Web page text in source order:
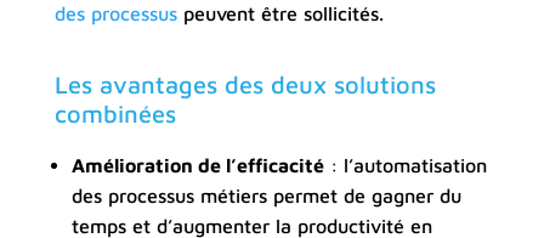
des processuspeuvent être sollicités.
Les avantages des deux solutions
combinées
Amélioration de l’efficacité: l’automatisation
des processus métiers permet de gagner du
temps et d’augmenter la productivité en